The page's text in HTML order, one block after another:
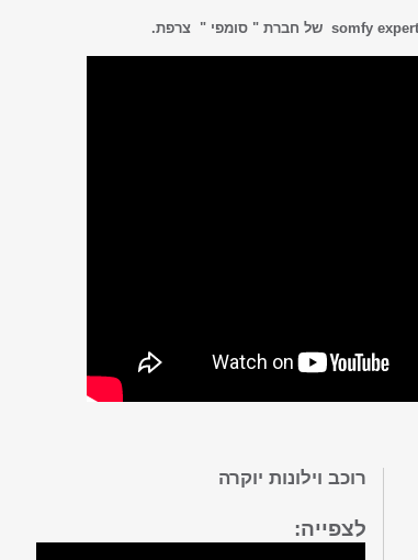
רוכב וילונות יוקרה
לצפייה: